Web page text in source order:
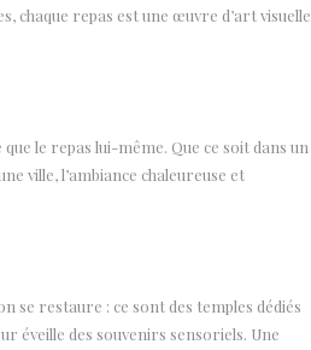
chaque repas est une œuvre d’art visuelle
le repas lui-même. Que ce soit dans un
ville, l’ambiance chaleureuse et
se restaure : ce sont des temples dédiés
éveille des souvenirs sensoriels. Une